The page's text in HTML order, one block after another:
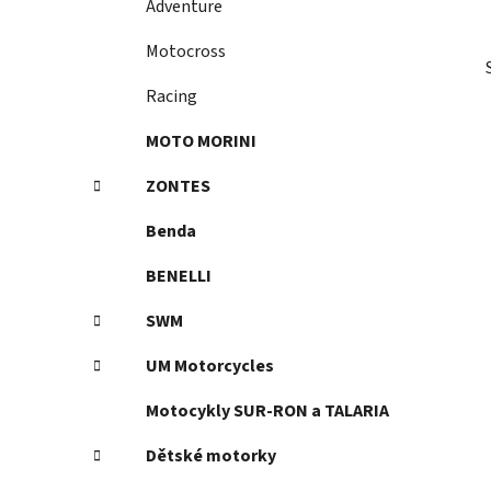
Adventure
Motocross
Racing
MOTO MORINI
ZONTES
Benda
BENELLI
SWM
UM Motorcycles
Motocykly SUR-RON a TALARIA
Dětské motorky